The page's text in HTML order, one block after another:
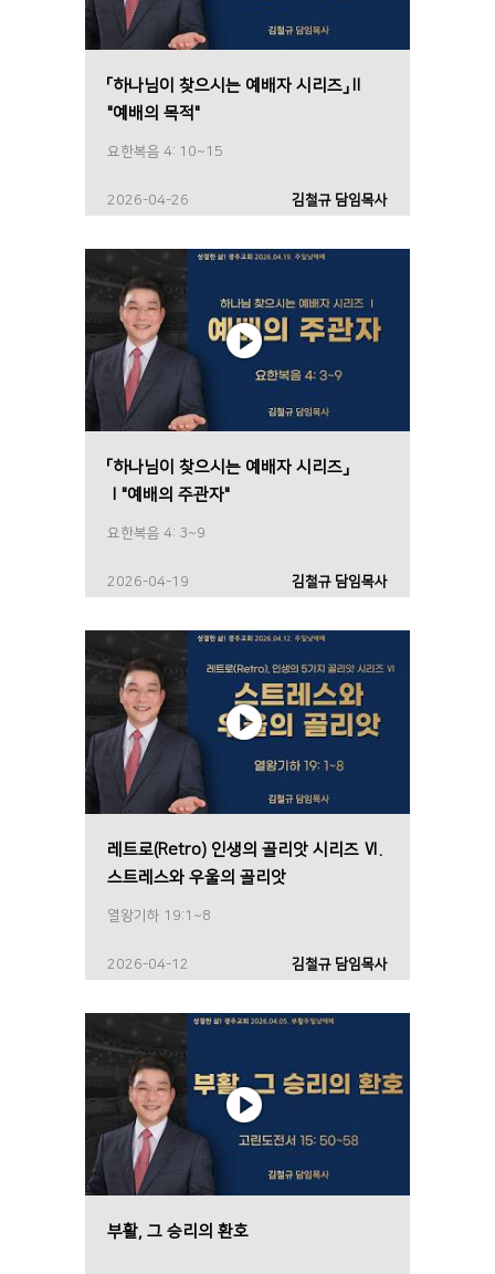
「하나님이 찾으시는 예배자 시리즈」Ⅱ
"예배의 목적"
요한복음 4: 10~15
2026-04-26 김철규 담임목사
「하나님이 찾으시는 예배자 시리즈」
Ⅰ"예배의 주관자"
요한복음 4: 3~9
2026-04-19 김철규 담임목사
레트로(Retro) 인생의 골리앗 시리즈 Ⅵ.
스트레스와 우울의 골리앗
열왕기하 19:1~8
2026-04-12 김철규 담임목사
부활, 그 승리의 환호